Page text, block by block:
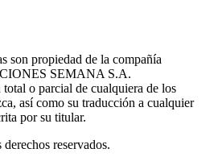
son propiedad de la compañía
SEMANA S.A.
o parcial de cualquiera de los
así como su traducción a cualquier
por su titular.
reservados.